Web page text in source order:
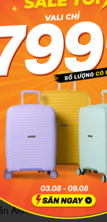
Thu mang lại sự
đường
Anh